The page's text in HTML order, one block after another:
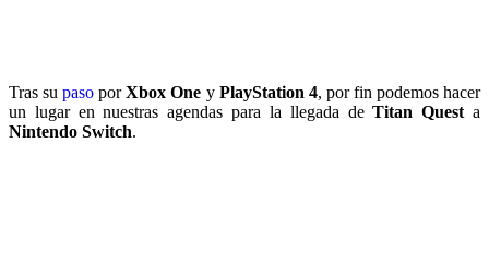
Tras supaso porXbox One yPlayStation 4, por fin podemos hacer
un lugar en nuestras agendas para la llegada deTitan Quest a
Nintendo Switch.